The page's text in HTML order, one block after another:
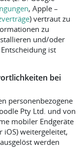
, Apple –
) vertraut zu
zu
und/oder
ist
bei
personenbezogene
Pty Ltd. und von
mobiler Endgeräte
iOS) weitergeleitet,
werden